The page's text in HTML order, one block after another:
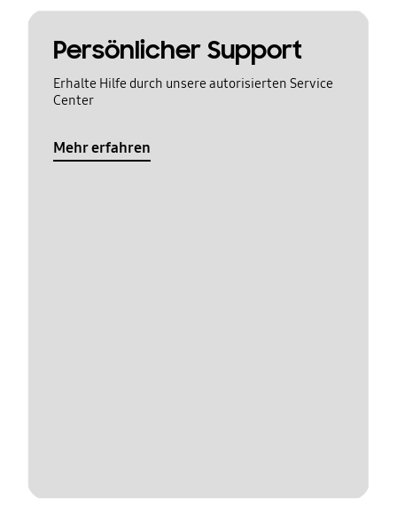
Persönlicher Support
Erhalte Hilfe durch unsere autorisierten Service
Center
Mehr erfahren